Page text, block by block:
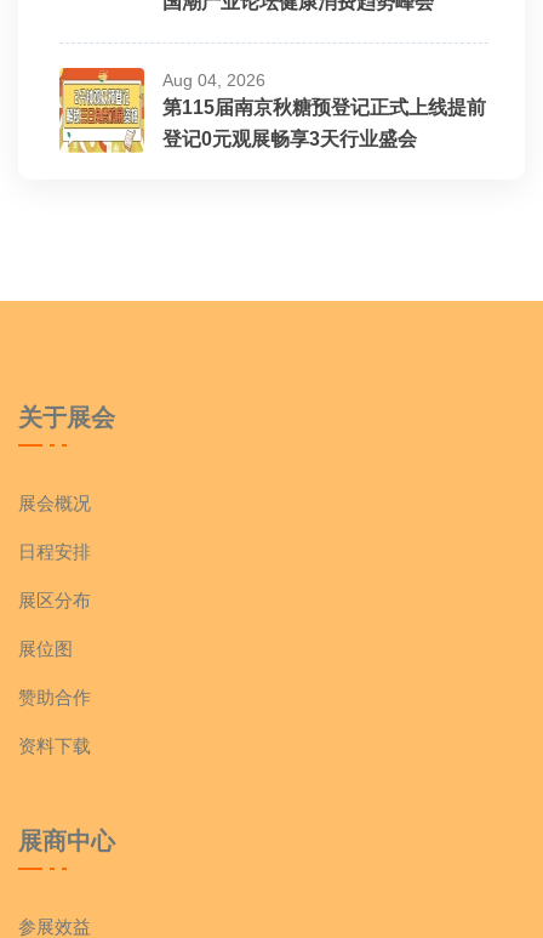
Aug 04, 2026
第115届南京秋糖预登记正式上线提前
登记0元观展畅享3天行业盛会
关于展会
展会概况
日程安排
展区分布
展位图
赞助合作
资料下载
展商中心
参展效益